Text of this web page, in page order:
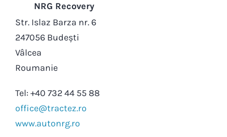
NRG Recovery
Str. Islaz Barza nr. 6
247056 Budești
Vâlcea
Roumanie
Tel: +40 732 44 55 88
office@tractez.ro
www.autonrg.ro